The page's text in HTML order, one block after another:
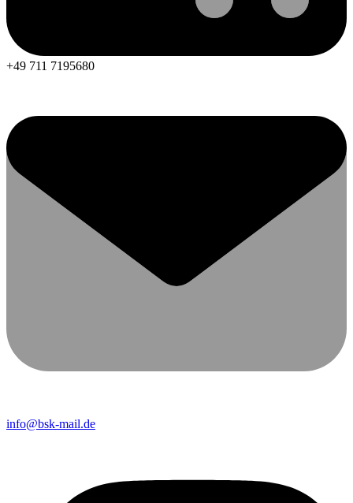
+49 711 7195680
info@bsk-mail.de